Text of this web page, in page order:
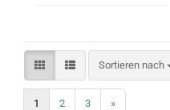
Sortieren nach
Sortieren nach
1 2 3 »